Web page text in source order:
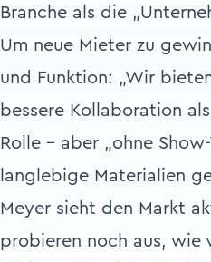
Branche als die
Um neue Mieter zu
und Funktion: „Wir
bessere Kollaboration
Rolle – aber „ohne
langlebige Materialien
Meyer sieht den Markt
probieren noch aus, wie